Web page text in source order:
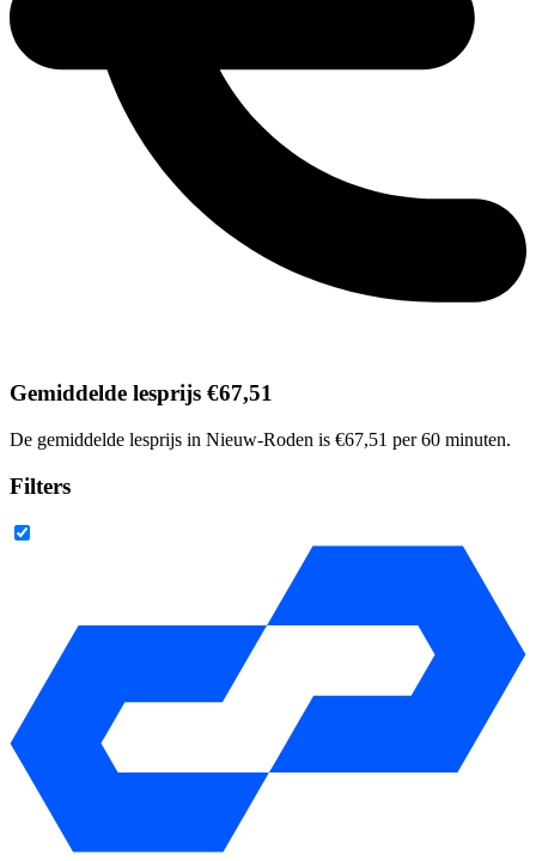
Gemiddelde lesprijs €67,51
De gemiddelde lesprijs in Nieuw-Roden is €67,51 per 60 minuten.
Filters